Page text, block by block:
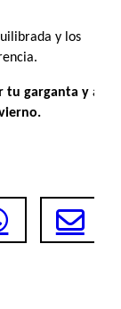
y los
tu garganta y a